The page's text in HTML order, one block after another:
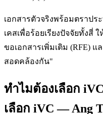
เอกสารตัวจริงพร้อมตราประ
เคสเพื่อร้อยเรียงปัจจัยทั้งสี่
ขอเอกสารเพิ่มเติม (RFE) แ
สอดคล้องกัน"
ทำไมต้องเลือก
เลือก iVC — Ang